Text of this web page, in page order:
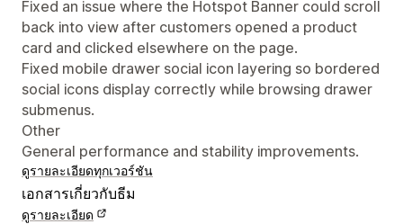
Fixed an issue where the Hotspot Banner could scroll
back into view after customers opened a product
card and clicked elsewhere on the page.
Fixed mobile drawer social icon layering so bordered
social icons display correctly while browsing drawer
submenus.
Other
General performance and stability improvements.
ดูรายละเอียดทุกเวอร์ชัน
เอกสารเกี่ยวกับธีม
ดูรายละเอียด